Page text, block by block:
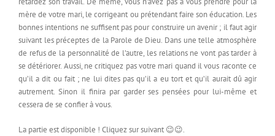
mère de votre mari, le corrigeant ou prétendant faire son éducation. Les
bonnes intentions ne suffisent pas pour construire un avenir ; il faut agir
suivant les préceptes de la Parole de Dieu. Dans une telle atmosphère
de refus de la personnalité de l’autre, les relations ne vont pas tarder à
se détériorer. Aussi, ne critiquez pas votre mari quand il vous raconte ce
qu’il a dit ou fait ; ne lui dites pas qu’il a eu tort et qu’il aurait dû agir
autrement. Sinon il finira par garder ses pensées pour lui-même et
cessera de se confier à vous.
La partie est disponible ! Cliquez sur suivant 😉😉.